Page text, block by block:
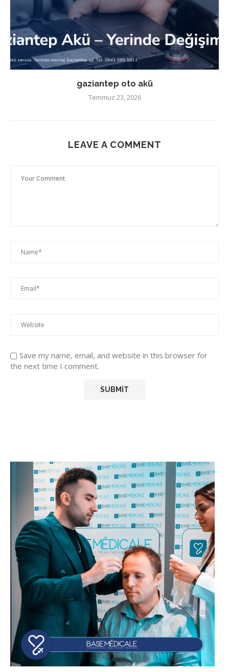
gaziantep oto akü
Temmuz 23, 2026
LEAVE A COMMENT
Save my name, email, and website in this browser for
the next time I comment.